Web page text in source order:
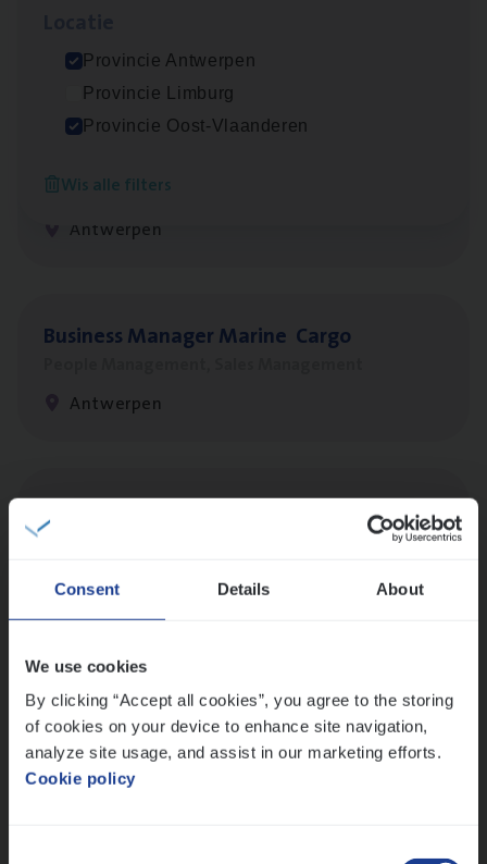
Consent Details About
We use cookies
By clicking “Accept all cookies”, you agree to the storing
of cookies on your device to enhance site navigation,
analyze site usage, and assist in our marketing efforts.
Cookie policy
Provincie Antwerpen
Provincie Limburg
Provincie Oost-Vlaanderen
Wis alle filters
Antwerpen
Sales Management
Antwerpen
Busi­ness Mana­ger Mari­ne Cargo
Antwerpen
Insu­ran­ce Bro­ker Trans­port&Logistiek
Sales Management
Antwerpen
Lees onze verhalen
Meer dan collega’s: hoe Julie en Aurélie elkaar
versterken
Mathias houdt van diepgaande dossiers én droge